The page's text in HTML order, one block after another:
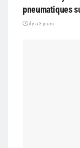
pneumatiques
il y a 3 jours